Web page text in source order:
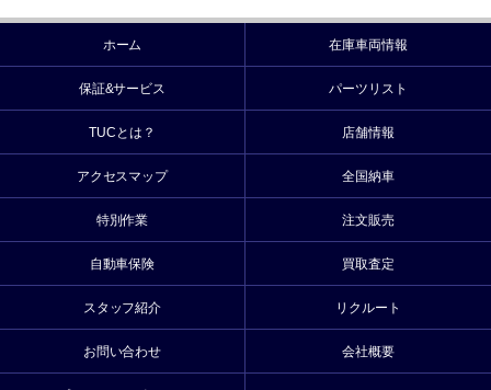
ホーム 在庫車両情報
保証&サービス パーツリスト
TUCとは？ 店舗情報
アクセスマップ 全国納車
特別作業 注文販売
自動車保険 買取査定
スタッフ紹介 リクルート
お問い合わせ 会社概要